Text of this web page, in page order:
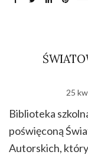
25
Biblioteka
poświęconą
Autorskich,